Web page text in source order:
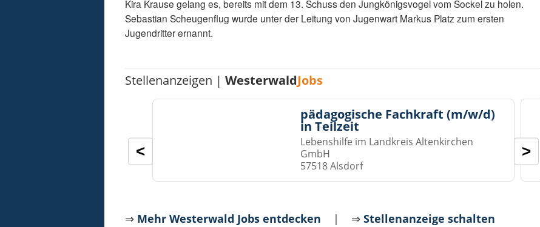
Kira Krause gelang es, bereits mit dem 13. Schuss den Jungkönigsvogel vom Sockel zu holen.
Sebastian Scheugenflug wurde unter der Leitung von Jugenwart Markus Platz zum ersten
Jugendritter ernannt.
Stellenanzeigen |WesterwaldJobs
pädagogische Fachkraft (m/w/d)
in Teilzeit
Lebenshilfe im Landkreis Altenkirchen
GmbH
57518 Alsdorf
< >
⇒ Mehr Westerwald Jobs entdecken | ⇒Stellenanzeige schalten